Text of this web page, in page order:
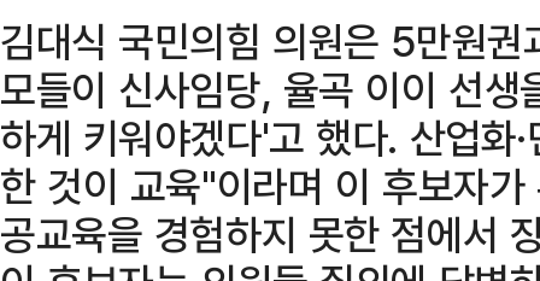
김대식 국민의힘 의원은 5만원
모들이 신사임당, 율곡 이이 선
하게 키워야겠다'고 했다. 산업화
한 것이 교육"이라며 이 후보자
공교육을 경험하지 못한 점에서